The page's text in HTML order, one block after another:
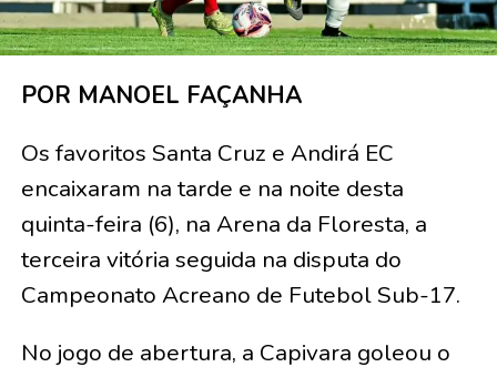
POR MANOEL FAÇANHA
Os favoritos Santa Cruz e Andirá EC
encaixaram na tarde e na noite desta
quinta-feira (6), na Arena da Floresta, a
terceira vitória seguida na disputa do
Campeonato Acreano de Futebol Sub-17.
No jogo de abertura, a Capivara goleou o